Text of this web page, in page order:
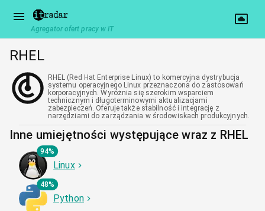
Agregator ofert pracy w IT
RHEL
RHEL (Red Hat Enterprise Linux) to komercyjna dystrybucja
systemu operacyjnego Linux przeznaczona do zastosowań
korporacyjnych. Wyróżnia się szerokim wsparciem
technicznym i długoterminowymi aktualizacjami
zabezpieczeń. Oferuje także stabilność i integrację z
narzędziami do zarządzania w środowiskach produkcyjnych.
Inne umiejętności występujące wraz z RHEL
94%
Linux
48%
Python